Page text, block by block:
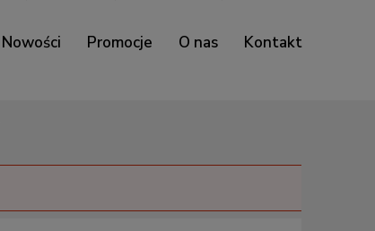
Nowości Promocje O nas
Kontakt